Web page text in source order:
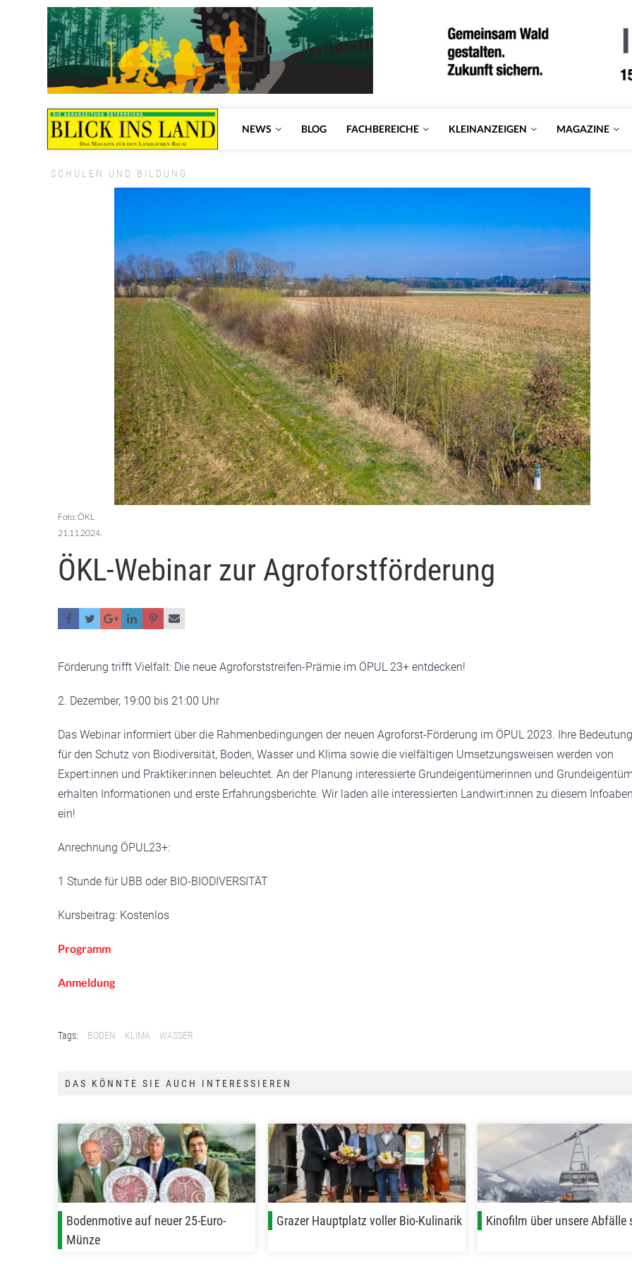
NEWS BLOG FACHBEREICHE KLEINANZEIGEN MAGAZINE
SCHULEN UND BILDUNG
Foto: ÖKL
21.11.2024.
ÖKL-Webinar zur Agroforstförderung
Förderung trifft Vielfalt: Die neue Agroforststreifen-Prämie im ÖPUL 23+ entdecken!
2. Dezember, 19:00 bis 21:00 Uhr
Das Webinar informiert über die Rahmenbedingungen der neuen Agroforst-Förderung im ÖPUL 2023. Ihre Bedeutung
für den Schutz von Biodiversität, Boden, Wasser und Klima sowie die vielfältigen Umsetzungsweisen werden von
Expert:innen und Praktiker:innen beleuchtet. An der Planung interessierte Grundeigentümerinnen und
erhalten Informationen und erste Erfahrungsberichte. Wir laden alle interessierten Landwirt:innen zu diesem
ein!
Anrechnung ÖPUL23+:
1 Stunde für UBB oder BIO-BIODIVERSITÄT
Kursbeitrag: Kostenlos
Programm
Anmeldung
Tags: BODEN KLIMA WASSER
DAS KÖNNTE SIE AUCH INTERESSIEREN
Bodenmotive auf neuer 25-Euro-
Münze
Grazer Hauptplatz voller Bio-Kulinarik Kinofilm über unsere Abfälle